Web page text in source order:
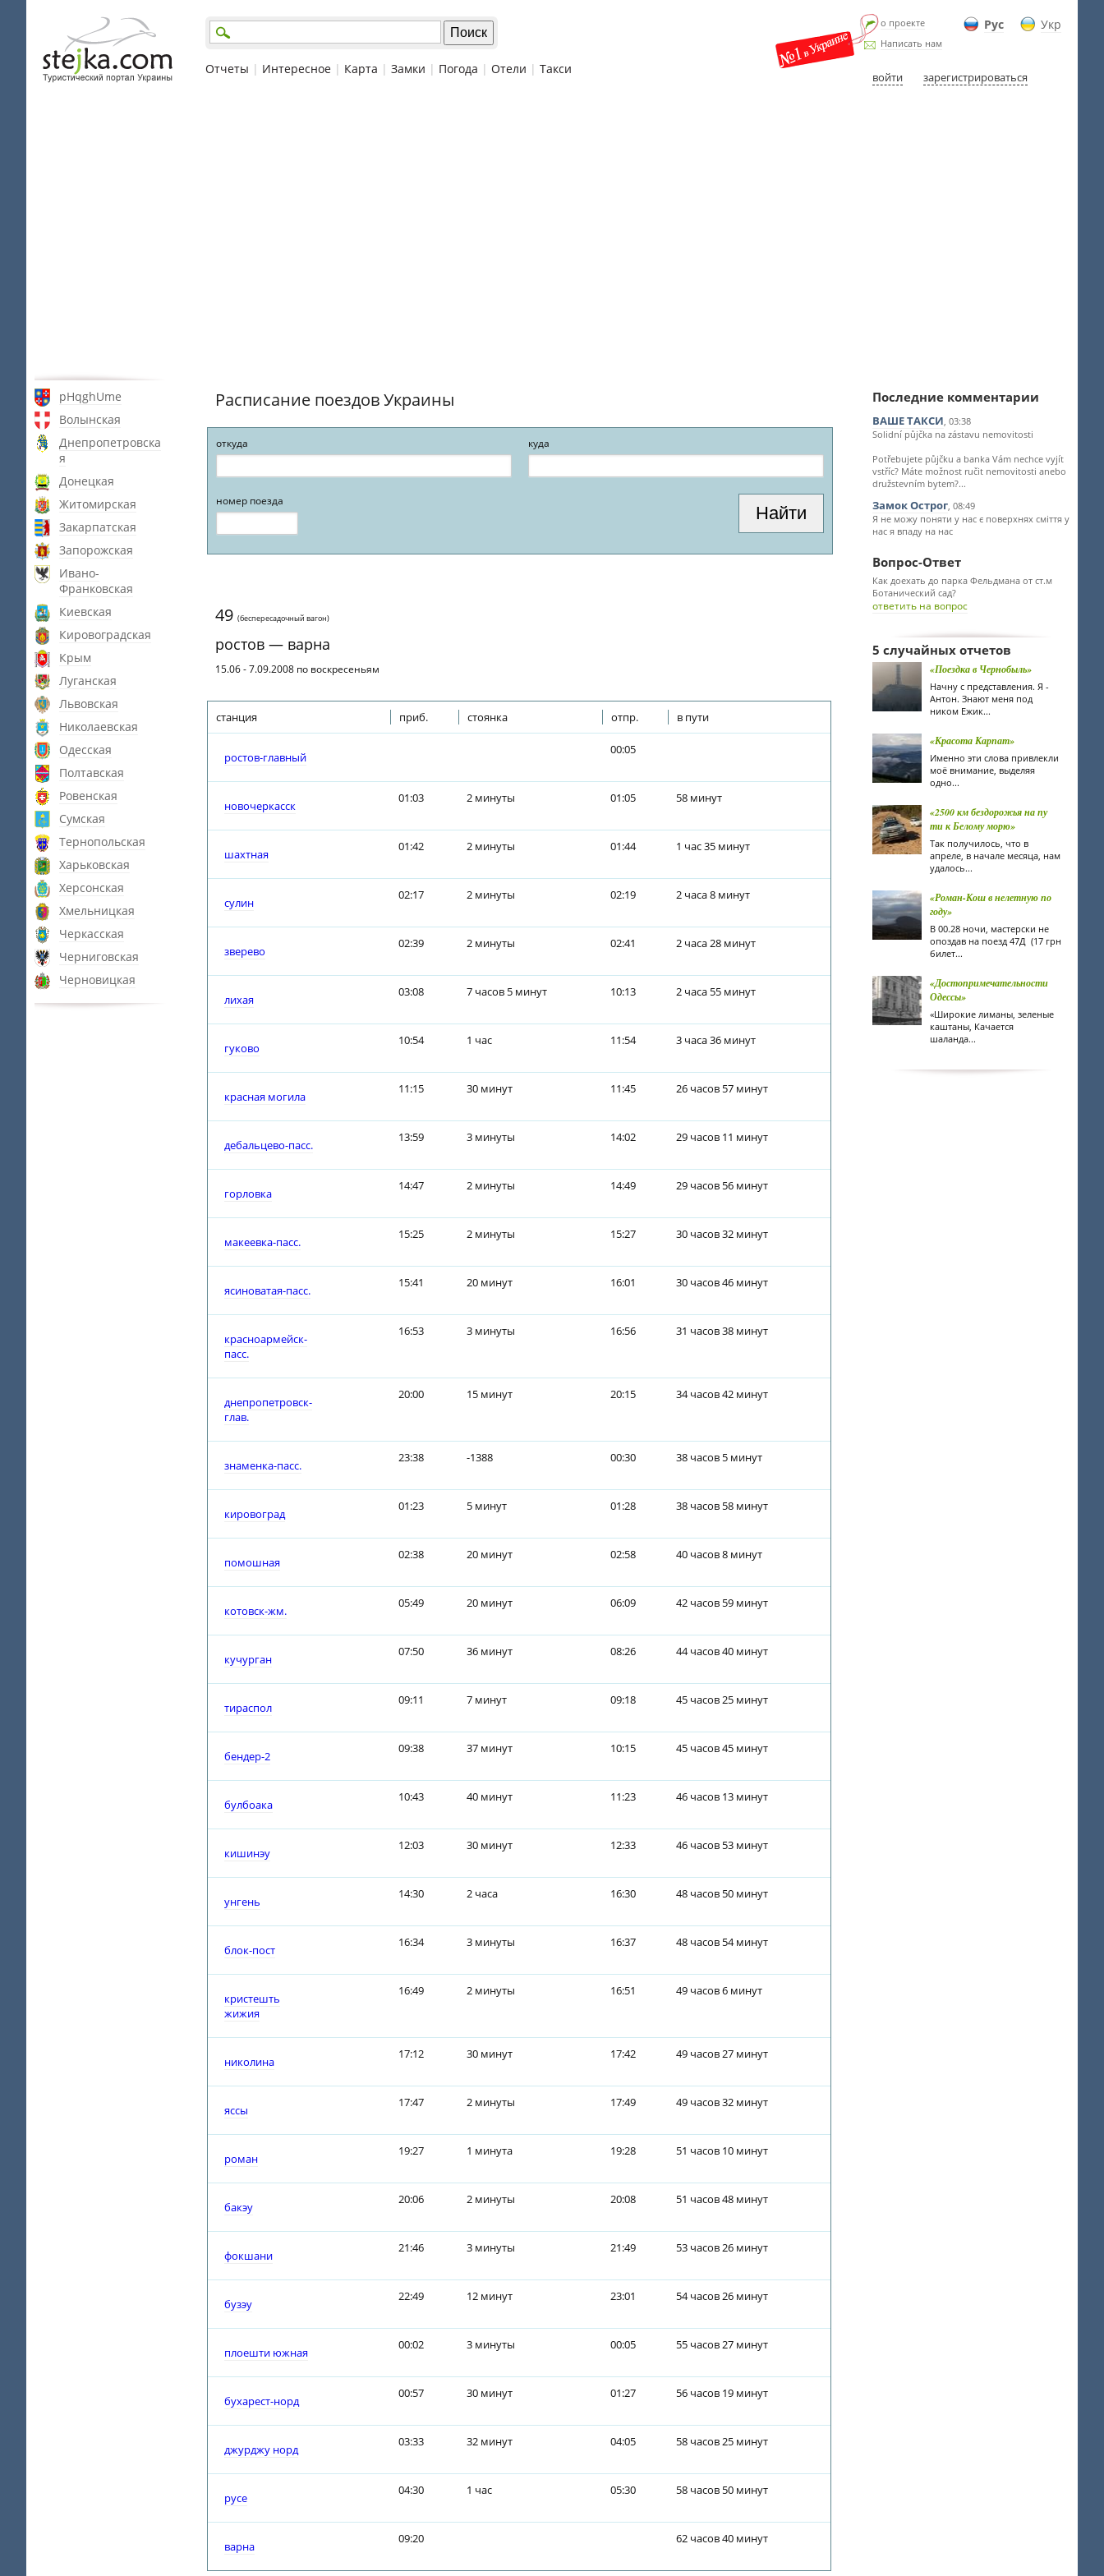
Рус Укр
о проекте
Написать нам
войти зарегистрироваться
Отчеты | Интересное | Карта | Замки | Погода | Отели | Такси
pHqghUme
Волынская
Днепропетровска
я
Донецкая
Житомирская
Закарпатская
Запорожская
Ивано-
Франковская
Киевская
Кировоградская
Крым
Луганская
Львовская
Николаевская
Одесская
Полтавская
Ровенская
Сумская
Тернопольская
Харьковская
Херсонская
Хмельницкая
Черкасская
Черниговская
Черновицкая
Расписание поездов Украины
откуда куда
номер поезда
49 (беспересадочный вагон)
ростов — варна
15.06 - 7.09.2008 по воскресеньям
станция приб. стоянка отпр. в пути
ростов-главный
00:05
новочеркасск
01:03 2 минуты 01:05 58 минут
шахтная
01:42 2 минуты 01:44 1 час 35 минут
сулин
02:17 2 минуты 02:19 2 часа 8 минут
зверево
02:39 2 минуты 02:41 2 часа 28 минут
лихая
03:08 7 часов 5 минут 10:13 2 часа 55 минут
гуково
10:54 1 час 11:54 3 часа 36 минут
красная могила
11:15 30 минут 11:45 26 часов 57 минут
дебальцево-пасс.
13:59 3 минуты 14:02 29 часов 11 минут
горловка
14:47 2 минуты 14:49 29 часов 56 минут
макеевка-пасс.
15:25 2 минуты 15:27 30 часов 32 минут
ясиноватая-пасс.
15:41 20 минут 16:01 30 часов 46 минут
красноармейск-
пасс.
16:53 3 минуты 16:56 31 часов 38 минут
днепропетровск-
глав.
20:00 15 минут 20:15 34 часов 42 минут
знаменка-пасс.
23:38 -1388 00:30 38 часов 5 минут
кировоград
01:23 5 минут 01:28 38 часов 58 минут
помошная
02:38 20 минут 02:58 40 часов 8 минут
котовск-жм.
05:49 20 минут 06:09 42 часов 59 минут
кучурган
07:50 36 минут 08:26 44 часов 40 минут
тираспол
09:11 7 минут 09:18 45 часов 25 минут
бендер-2
09:38 37 минут 10:15 45 часов 45 минут
булбоака
10:43 40 минут 11:23 46 часов 13 минут
кишинэу
12:03 30 минут 12:33 46 часов 53 минут
унгень
14:30 2 часа 16:30 48 часов 50 минут
блок-пост
16:34 3 минуты 16:37 48 часов 54 минут
кристешть
жижия
16:49 2 минуты 16:51 49 часов 6 минут
николина
17:12 30 минут 17:42 49 часов 27 минут
яссы
17:47 2 минуты 17:49 49 часов 32 минут
роман
19:27 1 минута 19:28 51 часов 10 минут
бакэу
20:06 2 минуты 20:08 51 часов 48 минут
фокшани
21:46 3 минуты 21:49 53 часов 26 минут
бузэу
22:49 12 минут 23:01 54 часов 26 минут
плоешти южная
00:02 3 минуты 00:05 55 часов 27 минут
бухарест-норд
00:57 30 минут 01:27 56 часов 19 минут
джурджу норд
03:33 32 минут 04:05 58 часов 25 минут
русе
04:30 1 час 05:30 58 часов 50 минут
варна
09:20 62 часов 40 минут
Последние комментарии
ВАШЕ ТАКСИ, 03:38
Solidní půjčka na zástavu nemovitosti
Potřebujete půjčku a banka Vám nechce vyjít
vstříc? Máte možnost ručit nemovitosti anebo
družstevním bytem?...
Замок Острог, 08:49
Я не можу поняти у нас є поверхнях сміття у
нас я впаду на нас
Вопрос-Ответ
Как доехать до парка Фельдмана от ст.м
Ботанический сад?
ответить на вопрос
5 случайных отчетов
«Поездка в Чернобыль»
Начну с представления. Я -
Антон. Знают меня под
ником Ежик...
«Красота Карпат»
Именно эти слова привлекли
моё внимание, выделяя
одно...
«2500 км бездорожья на пу
ти к Белому морю»
Так получилось, что в
апреле, в начале месяца, нам
удалось...
«Роман-Кош в нелетную по
году»
В 00.28 ночи, мастерски не
опоздав на поезд 47Д (17 грн
билет...
«Достопримечательности
Одессы»
«Широкие лиманы, зеленые
каштаны, Качается
шаланда...